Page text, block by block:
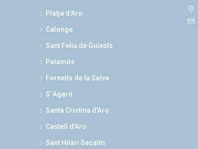
Platja d'Aro
Calonge
Sant Feliu de Guíxols
Palamós
Fornells de la Selva
S´Agaró
Santa Cristina d'Aro
Castell d'Aro
Sant Hilari Sacalm